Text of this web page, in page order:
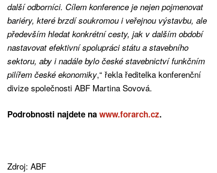
další odborníci. Cílem konference je nejen pojmenovat
bariéry, které brzdí soukromou i veřejnou výstavbu, ale
především hledat konkrétní cesty, jak v dalším období
nastavovat efektivní spolupráci státu a stavebního
sektoru, aby i nadále bylo české stavebnictví funkčním
pilířem české ekonomiky,“ řekla ředitelka konferenční
divize společnosti ABF Martina Sovová.
Podrobnosti najdete na www.forarch.cz.
Zdroj: ABF